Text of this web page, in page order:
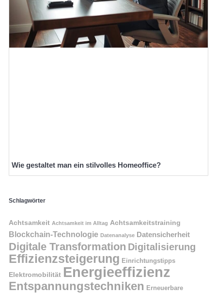
Wie gestaltet man ein stilvolles Homeoffice?
Schlagwörter
Achtsamkeit Achtsamkeit im Alltag Achtsamkeitstraining
Blockchain-Technologie Datenanalyse Datensicherheit
Digitale Transformation Digitalisierung
Effizienzsteigerung Einrichtungstipps
Elektromobilität Energieeffizienz
Entspannungstechniken Erneuerbare